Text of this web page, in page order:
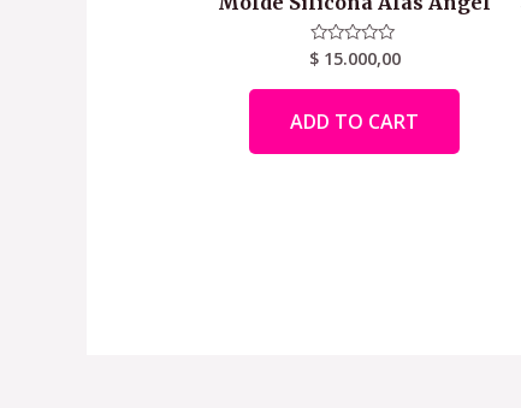
Rated
0
out
5
$15.000,00
ADD TO CART